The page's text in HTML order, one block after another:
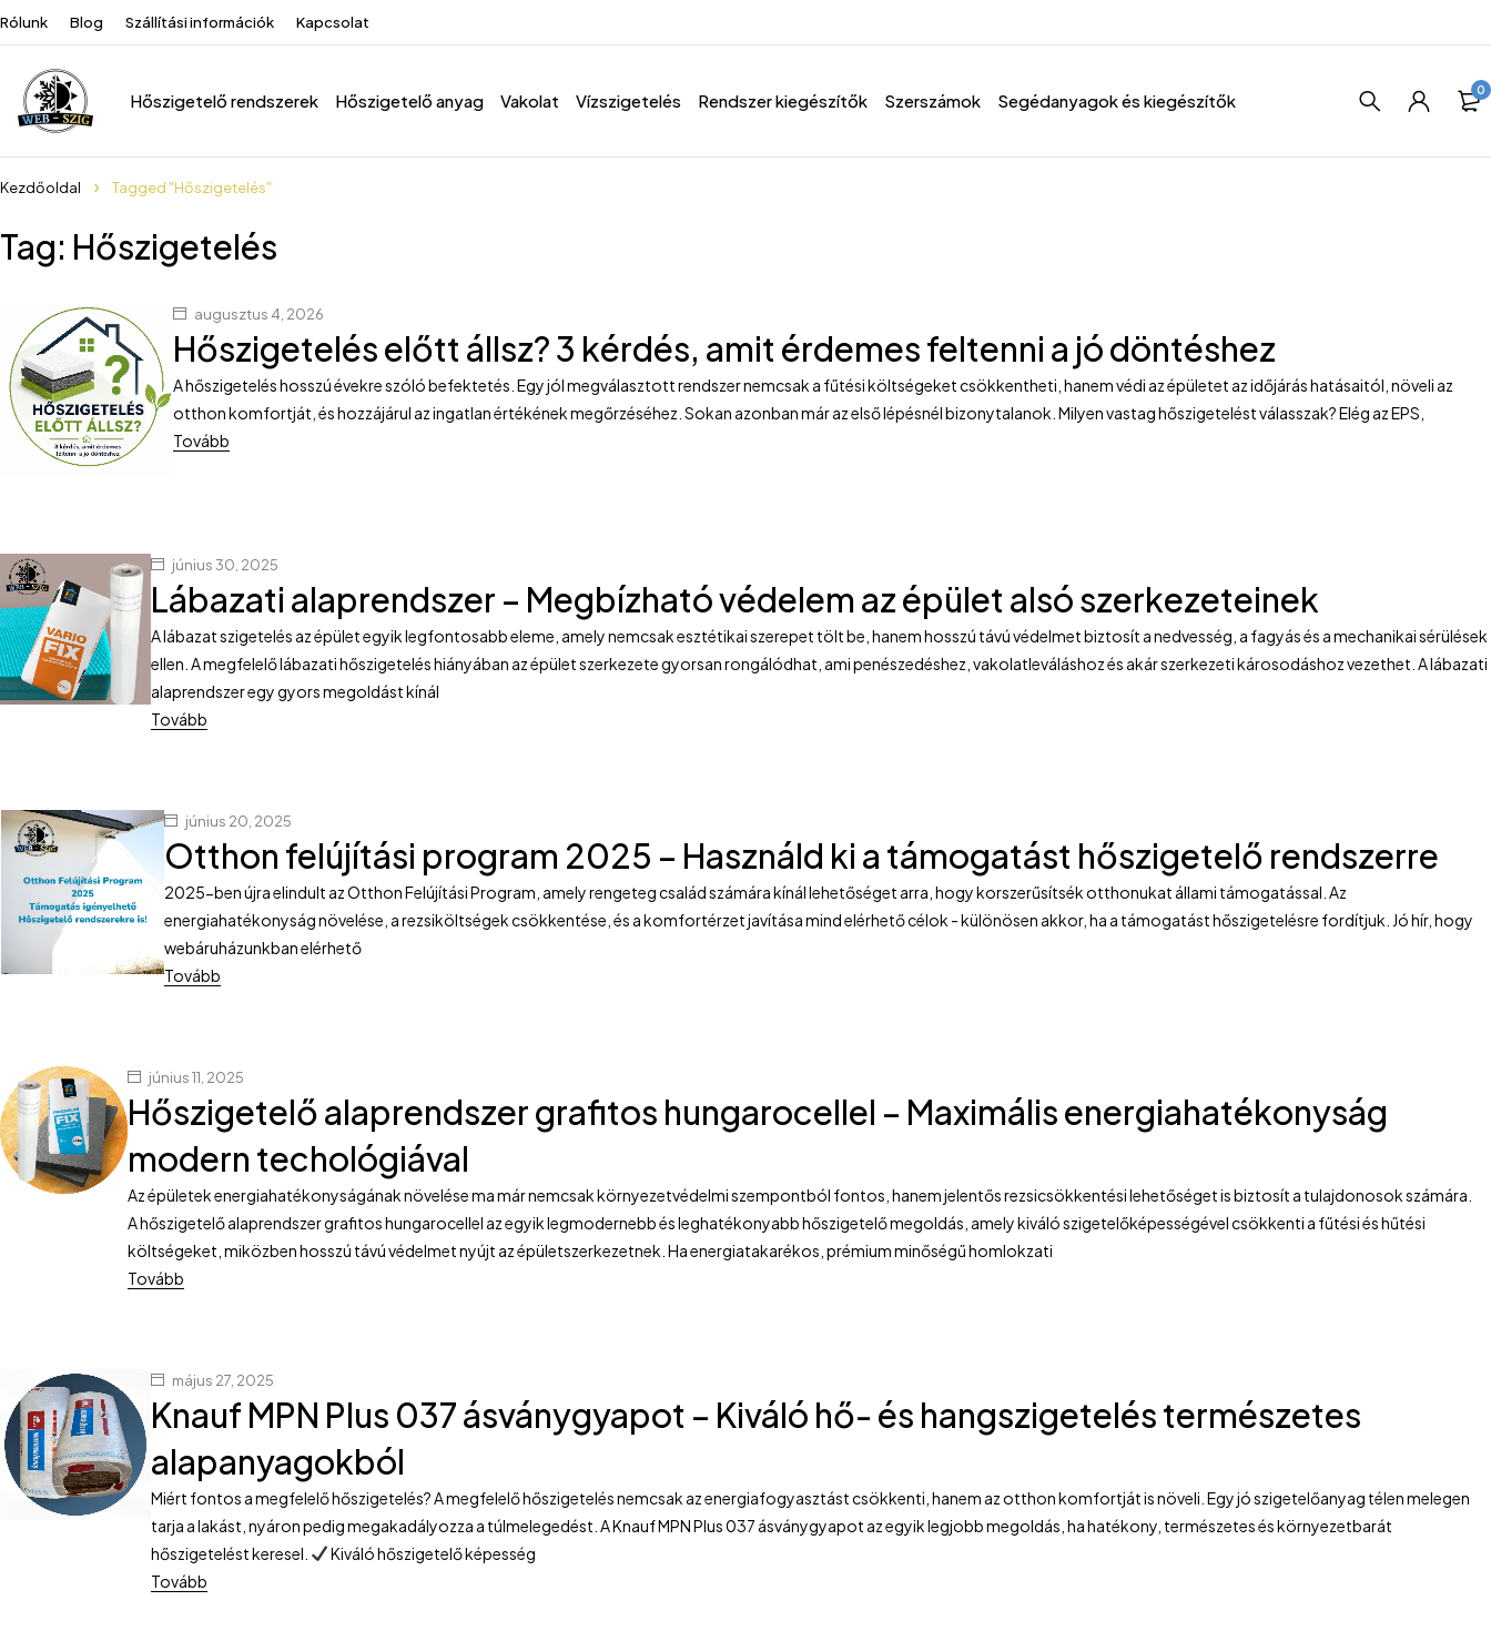
Rólunk Blog Szállítási információk Kapcsolat
Hőszigetelő rendszerek Hőszigetelő anyag Vakolat Vízszigetelés Rendszer kiegészítők Szerszámok Segédanyagok és kiegészítők 0
Kezdőoldal Tagged "Hőszigetelés"
Tag: Hőszigetelés
augusztus 4, 2026
Hőszigetelés előtt állsz? 3 kérdés, amit érdemes feltenni a jó döntéshez
A hőszigetelés hosszú évekre szóló befektetés. Egy jól megválasztott rendszer nemcsak a fűtési költségeket csökkentheti, hanem védi az épületet az időjárás hatásaitól, növeli az
otthon komfortját, és hozzájárul az ingatlan értékének megőrzéséhez. Sokan azonban már az első lépésnél bizonytalanok. Milyen vastag hőszigetelést válasszak? Elég az EPS,
Tovább
június 30, 2025
Lábazati alaprendszer – Megbízható védelem az épület alsó szerkezeteinek
A lábazat szigetelés az épület egyik legfontosabb eleme, amely nemcsak esztétikai szerepet tölt be, hanem hosszú távú védelmet biztosít a nedvesség, a fagyás és a mechanikai sérülések
ellen. A megfelelő lábazati hőszigetelés hiányában az épület szerkezete gyorsan rongálódhat, ami penészedéshez, vakolatleváláshoz és akár szerkezeti károsodáshoz vezethet. A lábazati
alaprendszer egy gyors megoldást kínál
Tovább
június 20, 2025
Otthon felújítási program 2025 – Használd ki a támogatást hőszigetelő rendszerre
2025-ben újra elindult az Otthon Felújítási Program, amely rengeteg család számára kínál lehetőséget arra, hogy korszerűsítsék otthonukat állami támogatással. Az
energiahatékonyság növelése, a rezsiköltségek csökkentése, és a komfortérzet javítása mind elérhető célok - különösen akkor, ha a támogatást hőszigetelésre fordítjuk. Jó hír, hogy
webáruházunkban elérhető
Tovább
június 11, 2025
Hőszigetelő alaprendszer grafitos hungarocellel – Maximális energiahatékonyság
modern techológiával
Az épületek energiahatékonyságának növelése ma már nemcsak környezetvédelmi szempontból fontos, hanem jelentős rezsicsökkentési lehetőséget is biztosít a tulajdonosok számára.
A hőszigetelő alaprendszer grafitos hungarocellel az egyik legmodernebb és leghatékonyabb hőszigetelő megoldás, amely kiváló szigetelőképességével csökkenti a fűtési és hűtési
költségeket, miközben hosszú távú védelmet nyújt az épületszerkezetnek. Ha energiatakarékos, prémium minőségű homlokzati
Tovább
május 27, 2025
Knauf MPN Plus 037 ásványgyapot – Kiváló hő- és hangszigetelés természetes
alapanyagokból
Miért fontos a megfelelő hőszigetelés? A megfelelő hőszigetelés nemcsak az energiafogyasztást csökkenti, hanem az otthon komfortját is növeli. Egy jó szigetelőanyag télen melegen
tarja a lakást, nyáron pedig megakadályozza a túlmelegedést. A Knauf MPN Plus 037 ásványgyapot az egyik legjobb megoldás, ha hatékony, természetes és környezetbarát
hőszigetelést keresel.
Kiváló hőszigetelő képesség
Tovább